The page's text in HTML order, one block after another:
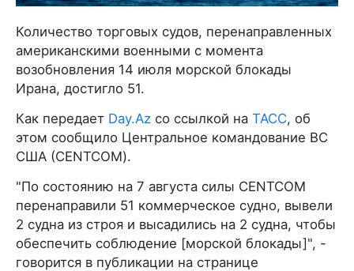
Количество торговых судов, перенаправленных
американскими военными с момента
возобновления 14 июля морской блокады
Ирана, достигло 51.
Как передает Day.Az со ссылкой на ТАСС, об
этом сообщило Центральное командование ВС
США (CENTCOM).
"По состоянию на 7 августа силы CENTCOM
перенаправили 51 коммерческое судно, вывели
2 судна из строя и высадились на 2 судна, чтобы
обеспечить соблюдение [морской блокады]", -
говорится в публикации на странице